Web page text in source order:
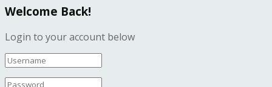
Welcome Back!
Login to your account below